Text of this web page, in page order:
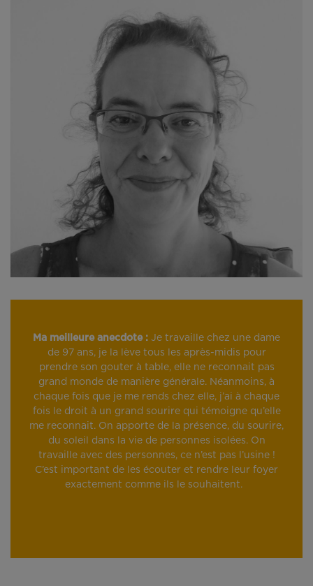
Ma meilleure anecdote : Je travaille chez une dame
de 97 ans, je la lève tous les après-midis pour
prendre son gouter à table, elle ne reconnait pas
grand monde de manière générale. Néanmoins, à
chaque fois que je me rends chez elle, j’ai à chaque
fois le droit à un grand sourire qui témoigne qu’elle
me reconnait. On apporte de la présence, du sourire,
du soleil dans la vie de personnes isolées. On
travaille avec des personnes, ce n’est pas l’usine !
C’est important de les écouter et rendre leur foyer
exactement comme ils le souhaitent.